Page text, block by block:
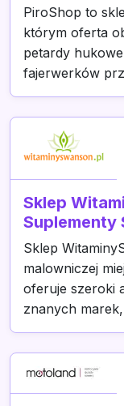
PiroShop to
którym oferta
petardy
fajerwerków
Sklep
Suplementy
Sklep
malowniczej
oferuje szeroki
znanych